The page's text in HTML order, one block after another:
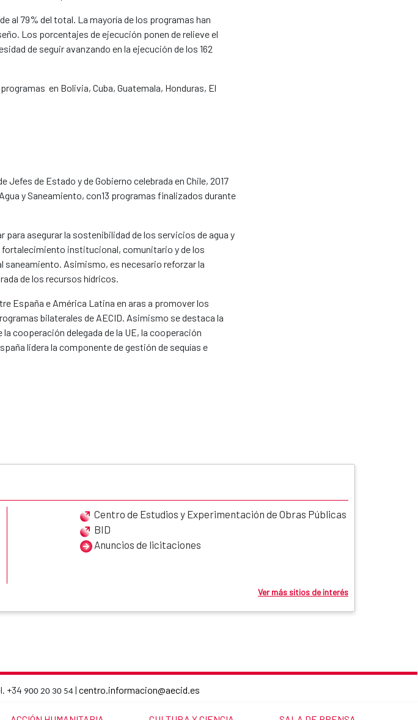
al 79% del total. La mayoría de los programas han
Los porcentajes de ejecución ponen de relieve el
de seguir avanzando en la ejecución de los 162
en Bolivia, Cuba, Guatemala, Honduras, El
Jefes de Estado y de Gobierno celebrada en Chile, 2017
y Saneamiento, con13 programas finalizados durante
asegurar la sostenibilidad de los servicios de agua y
fortalecimiento institucional, comunitario y de los
saneamiento. Asimismo, es necesario reforzar la
de los recursos hídricos.
España e América Latina en aras a promover los
bilaterales de AECID. Asimismo se destaca la
cooperación delegada de la UE, la cooperación
lidera la componente de gestión de sequías e
Centro de Estudios y Experimentación de Obras Públicas
BID
Anuncios de licitaciones
Ver más sitios de interés
+34 900 20 30 54| centro.informacion@aecid.es
AECID contact details